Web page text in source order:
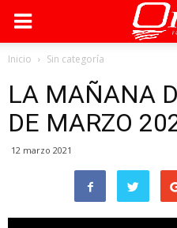
Inicio Sin categoría
LA MAÑANA
DE MARZO
12 marzo 2021